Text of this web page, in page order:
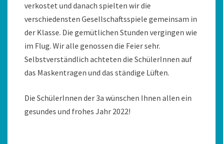
verkostet und danach spielten wir die
verschiedensten Gesellschaftsspiele gemeinsam in
der Klasse. Die gemütlichen Stunden vergingen wie
im Flug. Wir alle genossen die Feier sehr.
Selbstverständlich achteten die SchülerInnen auf
das Maskentragen und das ständige Lüften.
Die SchülerInnen der 3a wünschen Ihnen allen ein
gesundes und frohes Jahr 2022!